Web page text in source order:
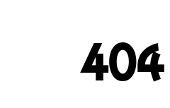
404